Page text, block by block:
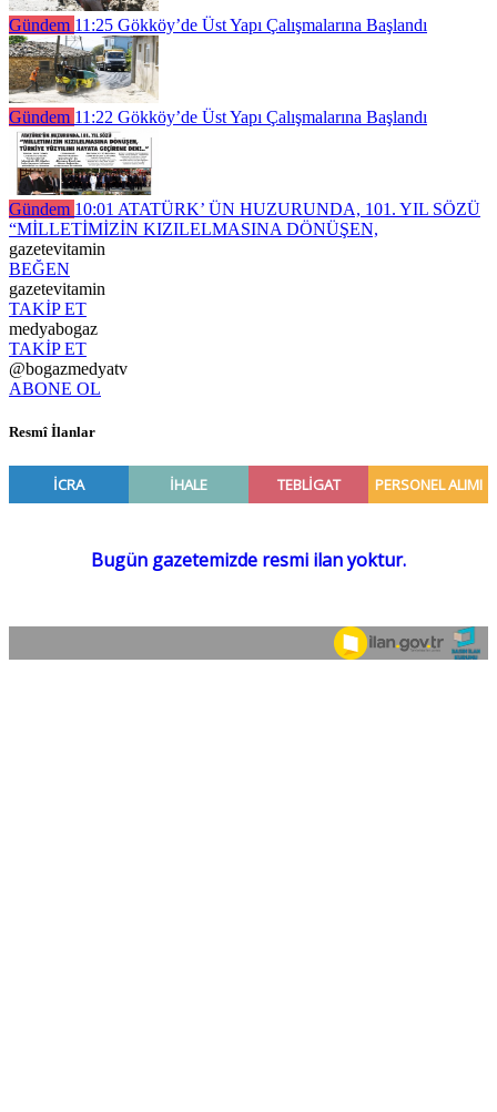
Gündem 11:25 Gökköy’de Üst Yapı Çalışmalarına Başlandı
Gündem 11:22 Gökköy’de Üst Yapı Çalışmalarına Başlandı
Gündem 10:01 ATATÜRK’ ÜN HUZURUNDA, 101. YIL SÖZÜ
“MİLLETİMİZİN KIZILELMASINA DÖNÜŞEN,
gazetevitamin
BEĞEN
gazetevitamin
TAKİP ET
medyabogaz
TAKİP ET
@bogazmedyatv
ABONE OL
Resmî İlanlar